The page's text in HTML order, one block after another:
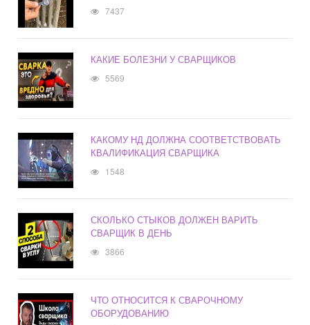
7437
КАКИЕ БОЛЕЗНИ У СВАРЩИКОВ
5569
КАКОМУ НД ДОЛЖНА СООТВЕТСТВОВАТЬ
КВАЛИФИКАЦИЯ СВАРЩИКА
1548
СКОЛЬКО СТЫКОВ ДОЛЖЕН ВАРИТЬ
СВАРЩИК В ДЕНЬ
3866
ЧТО ОТНОСИТСЯ К СВАРОЧНОМУ
ОБОРУДОВАНИЮ